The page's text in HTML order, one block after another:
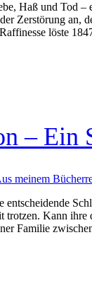
Haß und Tod –
Zerstörung an,
löste
– Ein
meinem
Kann ihre
Familie